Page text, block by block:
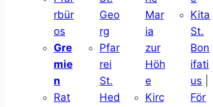
rbür
os
Gre
mie
n
Rat
Geo
rg
Pfar
rei
St.
Hed
Mar
ia
zur
Höh
e
Kirc
Kita
St.
Bon
ifati
us
För